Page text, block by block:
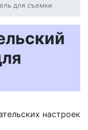
для съемки
настроек